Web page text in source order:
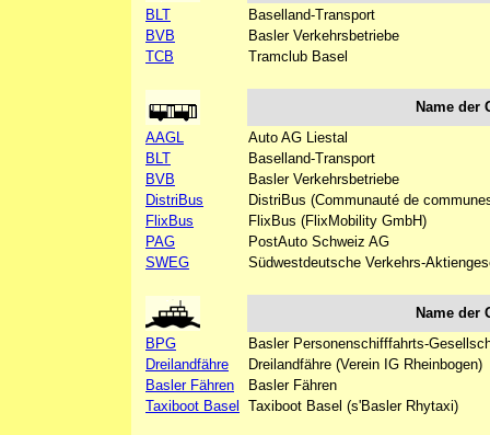
BLT
Baselland-Transport
BVB
Basler Verkehrsbetriebe
TCB
Tramclub Basel
Name der
AAGL
Auto AG Liestal
BLT
Baselland-Transport
BVB
Basler Verkehrsbetriebe
DistriBus
DistriBus (Communauté de
FlixBus
FlixBus (FlixMobility GmbH)
PAG
PostAuto Schweiz AG
SWEG
Südwestdeutsche Verkehrs-
Name der
BPG
Basler Personenschifffahrts-
Dreilandfähre
Dreilandfähre (Verein IG Rheinbogen)
Basler Fähren
Basler Fähren
Taxiboot Basel
Taxiboot Basel (s'Basler Rhytaxi)